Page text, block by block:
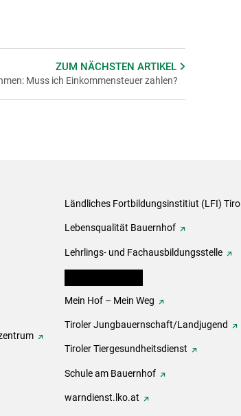
ZUM NÄCHSTENARTIKEL
Muss ich Einkommensteuer zahlen?
Ländliches Fortbildungsinstitiut (LFI) Tirol
Lebensqualität Bauernhof
Lehrlings- und Fachausbildungsstelle
Mein Hof – Mein Weg
Tiroler Jungbauernschaft/Landjugend
Tiroler Tiergesundheitsdienst
Schule am Bauernhof
warndienst.lko.at